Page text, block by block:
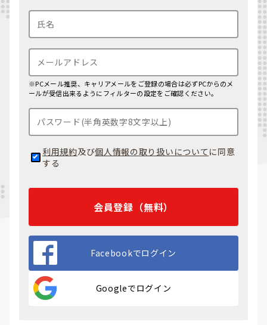
※PCメール推奨、キャリアメールをご登録の場合は必ずPCからのメ
ールが受信出来るようにフィルターの設定をご確認ください。
利用規約及び個人情報の取り扱いについて に同意
する
会員登録（無料）
Facebookでログイン
Googleでログイン